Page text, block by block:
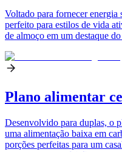
Voltado para fornecer energia
perfeito para estilos de vida
de almoço em um destaque
Plano alimentar
Desenvolvido para duplas, o
uma alimentação baixa em
porções perfeitas para um